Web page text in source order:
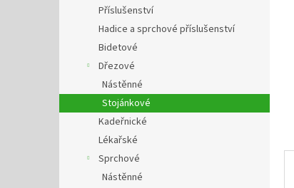
Příslušenství
Hadice a sprchové příslušenství
Bidetové
Dřezové
Nástěnné
Stojánkové
Kadeřnické
Lékařské
Sprchové
Nástěnné